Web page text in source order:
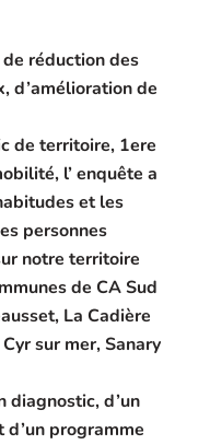
réduction des
d’amélioration de
de territoire, 1ere
l’ enquête a
et les
personnes
notre territoire
de CA Sud
La Cadière
sur mer, Sanary
diagnostic, d’un
d’un programme